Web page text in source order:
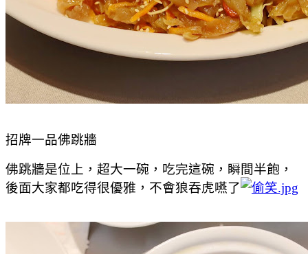
招牌一品佛跳牆
佛跳牆是位上，超大一碗，吃完這碗，瞬間半飽，
後面大家都吃得很優雅，不會狼吞虎嚥了